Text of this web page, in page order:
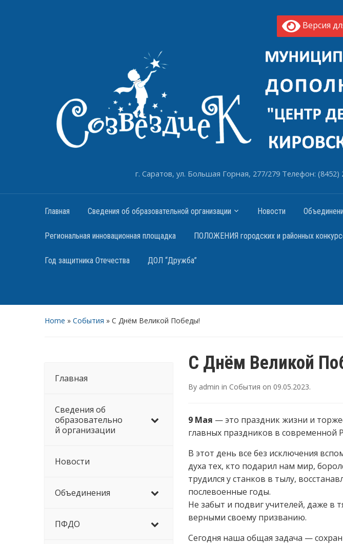
Версия
г. Саратов, ул. Большая Горная, 277/279 Телефон:
Главная Сведения об образовательной организации Новости
Региональная инновационная площадка ПОЛОЖЕНИЯ городских и районных
Год защитника Отечества ДОЛ “Дружба”
Home » События » С Днём Великой Победы!
Главная
Сведения об
образовательно
й организации
Новости
Объединения
ПФДО
С Днём Великой
By admin in События on 09.05.2023.
9 Мая — это праздник жизни и
главных праздников в современной
В этот день все без исключения
духа тех, кто подарил нам мир,
трудился у станков в тылу,
послевоенные годы.
Не забыт и подвиг учителей, даже в
верными своему призванию.
Сегодня наша общая задача —